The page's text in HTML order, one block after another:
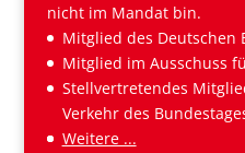
nicht im Mandat bin.
Mitglied des Deutschen
Mitglied im Ausschuss
Stellvertretendes
Verkehr des
Weitere ...